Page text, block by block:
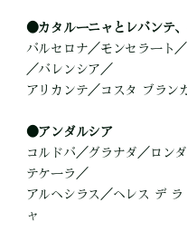
●カタルーニャとレバンテ
バルセロナ／モンセラート
／バレンシア／
アリカンテ／コスタ ブラン
●アンダルシア
コルドバ／グラナダ／ロン
テケーラ／
アルヘシラス／ヘレス デ
ャ